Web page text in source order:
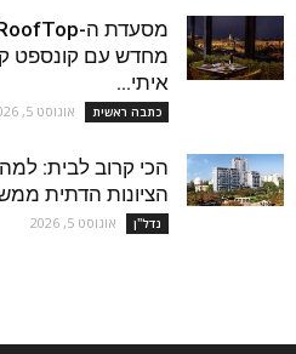
מחדש עם קונספט
איתי...
כתבה ראשית אוגוסט 5, 2026
הכי קרוב לבית:
הציונות הדתית
נדל''ן אוגוסט 5, 2026